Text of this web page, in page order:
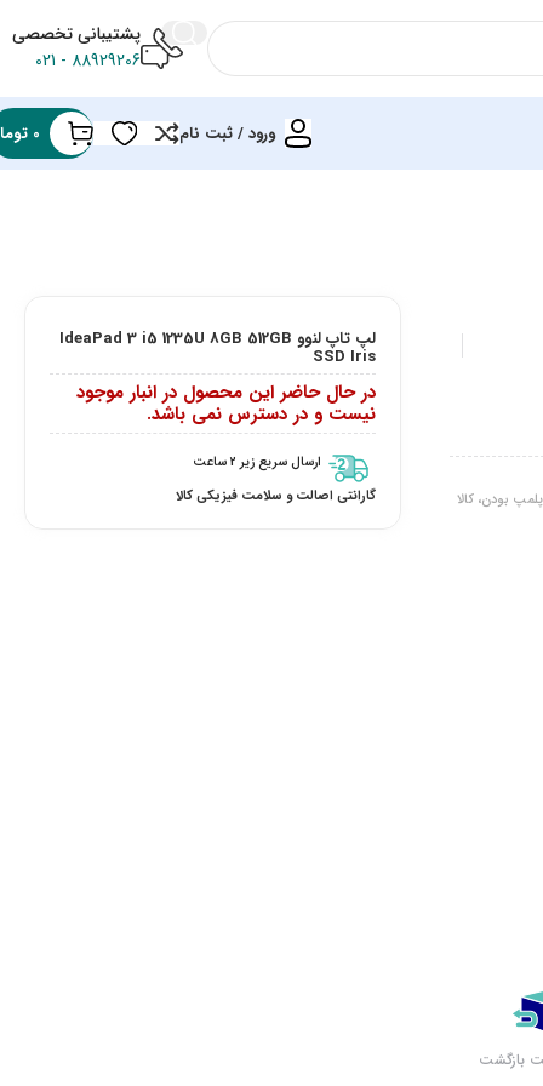
پشتیبانی تخصصی
88929206 - 021
ورود / ثبت نام 0
بودن، کالا
لپ تاپ لنوو IdeaPad 3 i5 1235U 8GB 512GB
SSD Iris
در حال حاضر این محصول در انبار موجود
نیست و در دسترس نمی باشد.
ارسال سریع زیر 2 ساعت
گارانتی اصالت و سلامت فیزیکی کالا